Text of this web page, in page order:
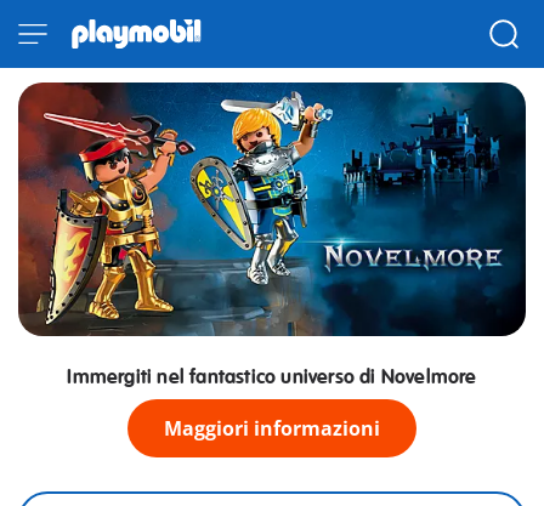
Immergiti nel fantastico universo di Novelmore
Maggiori informazioni